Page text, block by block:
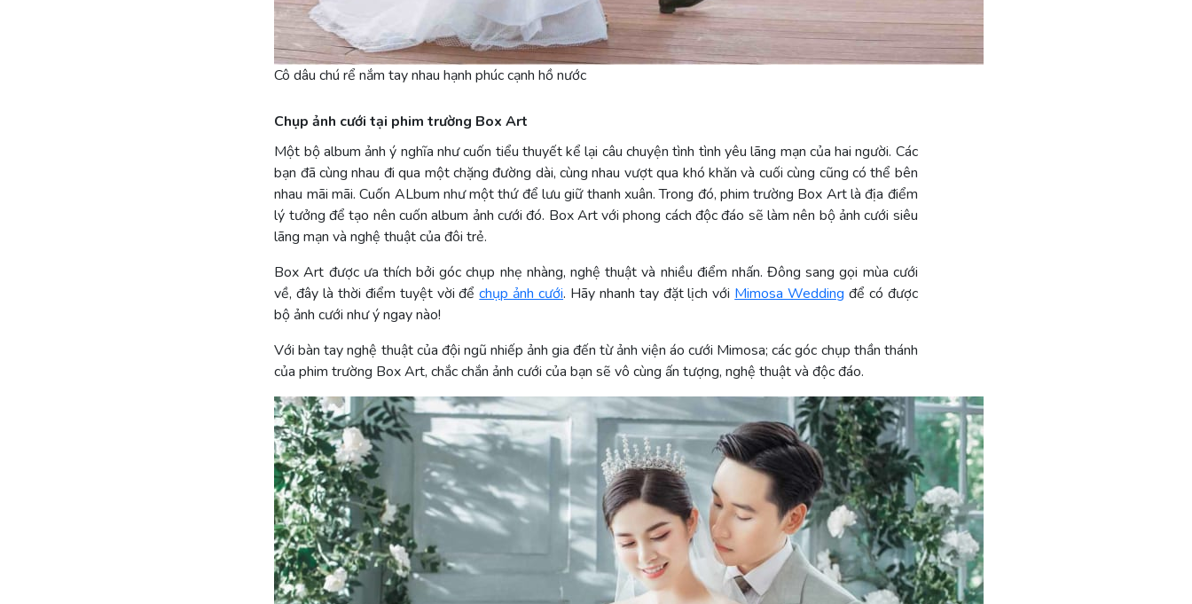
Cô dâu chú rể nắm tay nhau hạnh phúc cạnh hồ nước
Chụp ảnh cưới tại phim trường Box Art
Một bộ album ảnh ý nghĩa như cuốn tiểu thuyết kể lại câu chuyện tình tình yêu lãng mạn của hai người. Các
bạn đã cùng nhau đi qua một chặng đường dài, cùng nhau vượt qua khó khăn và cuối cùng cũng có thể bên
nhau mãi mãi. Cuốn ALbum như một thứ để lưu giữ thanh xuân. Trong đó, phim trường Box Art là địa điểm
lý tưởng để tạo nên cuốn album ảnh cưới đó. Box Art với phong cách độc đáo sẽ làm nên bộ ảnh cưới siêu
lãng mạn và nghệ thuật của đôi trẻ.
Box Art được ưa thích bởi góc chụp nhẹ nhàng, nghệ thuật và nhiều điểm nhấn. Đông sang gọi mùa cưới
về, đây là thời điểm tuyệt vời đểchụp ảnh cưới. Hãy nhanh tay đặt lịch với Mimosa Wedding để có được
bộ ảnh cưới như ý ngay nào!
Với bàn tay nghệ thuật của đội ngũ nhiếp ảnh gia đến từ ảnh viện áo cưới Mimosa; các góc chụp thần thánh
của phim trường Box Art, chắc chắn ảnh cưới của bạn sẽ vô cùng ấn tượng, nghệ thuật và độc đáo.